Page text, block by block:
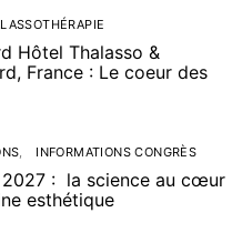
Hôtel Thalasso &
France : Le coeur des
INFORMATIONS CONGRÈS
2027 : la science au cœur
esthétique